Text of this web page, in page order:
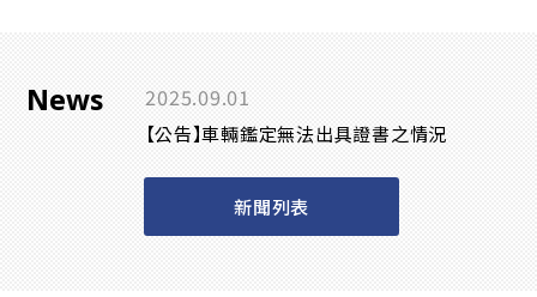
News 2025.09.01
【公告】車輛鑑定無法出具證書之情況
新聞列表